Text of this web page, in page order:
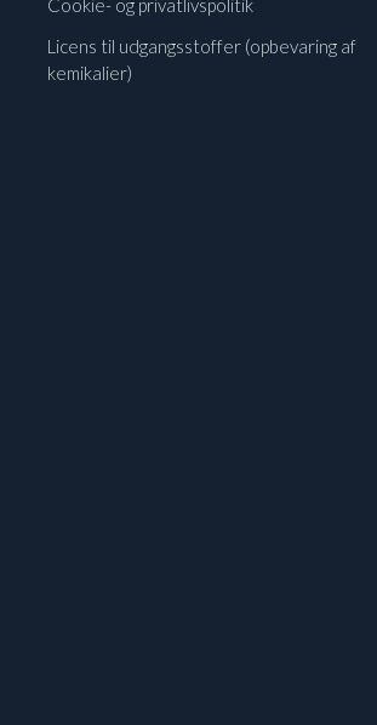
Cookie- og privatlivspolitik
Licens til udgangsstoffer (opbevaring af
kemikalier)